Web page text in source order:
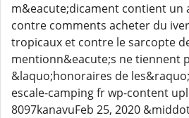
m&eacute;dicament contient un
contre comments acheter du
tropicaux et contre le sarcopte
mentionn&eacute;s ne tiennent
&laquo;honoraires de
escale-camping fr wp-content
8097kanavuFeb 25, 2020